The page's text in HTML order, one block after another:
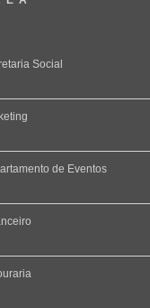
Social
de Eventos